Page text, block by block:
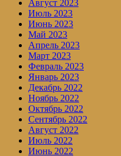
Август 2023
Июль 2023
Июнь 2023
Май 2023
Апрель 2023
Март 2023
Февраль 2023
Январь 2023
Декабрь 2022
Ноябрь 2022
Октябрь 2022
Сентябрь 2022
Август 2022
Июль 2022
Июнь 2022